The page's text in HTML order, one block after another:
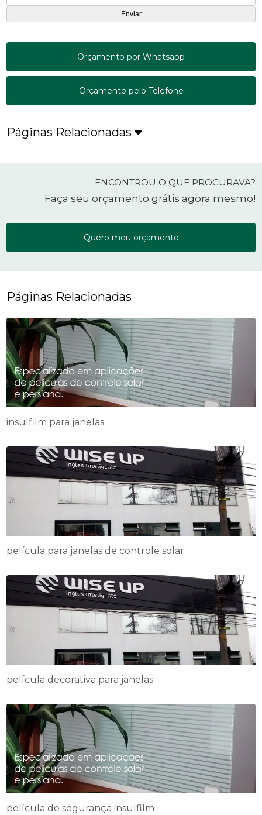
Orçamento por Whatsapp
Orçamento pelo Telefone
Páginas Relacionadas
ENCONTROU O QUE PROCURAVA?
Faça seu orçamento grátis agora mesmo!
Quero meu orçamento
Páginas Relacionadas
insulfilm para janelas
película para janelas de controle solar
película decorativa para janelas
película de segurança insulfilm